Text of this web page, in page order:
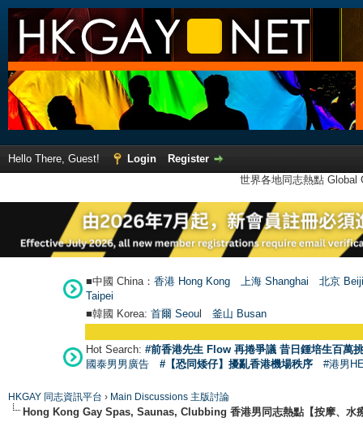
Hello There, Guest! Login
Register
世界各地同志熱點
■中國 China： 香港 Hong Kong 上海 Shanghai
北京
Taipei
■韓國 Korea: 首爾 Seoul 釜山 Busan
Hot Search: #前香港先生 Flow 再捲爭議 昔日鍾培生百萬
國泰男男廣告
#【恐同矮仔】擾亂香港機場秩序 #港男
HKGAY 同志資訊平台 › Main Discussions 主版討論
Hong Kong Gay Spas, Saunas, Clubbing 香港男同志熱點【按摩、水